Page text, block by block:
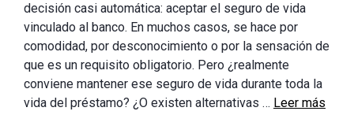
decisión casi automática: aceptar el seguro de vida
vinculado al banco. En muchos casos, se hace por
comodidad, por desconocimiento o por la sensación de
que es un requisito obligatorio. Pero ¿realmente
conviene mantener ese seguro de vida durante toda la
vida del préstamo? ¿O existen alternativas … Leer más